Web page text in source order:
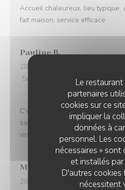
Le
partenaires
cookies sur ce
impliquer la
données à
personnel. Les
nécessaires »
et installés
D'autres
nécessitent
Accueil chaleureux, lieu typique,
fait maison, service efficace
Pauline B
2026-08-04
Service
Ambiance:5/5
C'est toujours un régal de venir
saisons, avec toujours de belles
vins). Merci pour ces délicieux
Marie
2026-08-03
- 19:00 - Couverts 3